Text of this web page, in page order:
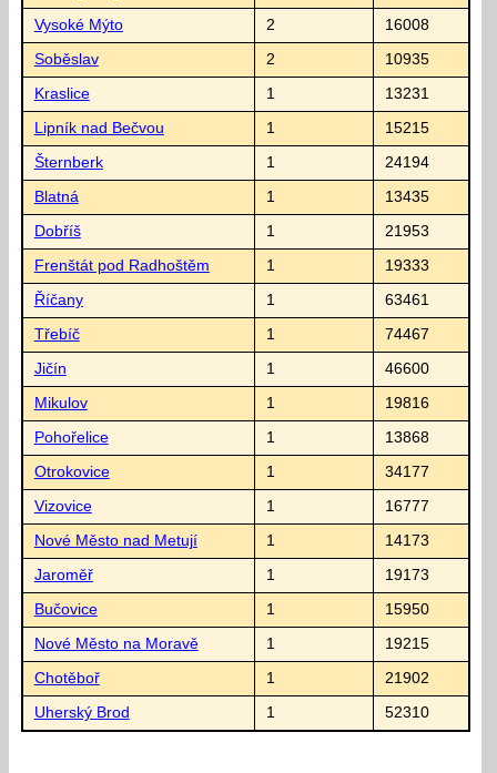
Vysoké Mýto 2 16008
Soběslav 2 10935
Kraslice 1 13231
Lipník nad Bečvou 1 15215
Šternberk 1 24194
Blatná 1 13435
Dobříš 1 21953
Frenštát pod Radhoštěm 1 19333
Říčany 1 63461
Třebíč 1 74467
Jičín 1 46600
Mikulov 1 19816
Pohořelice 1 13868
Otrokovice 1 34177
Vizovice 1 16777
Nové Město nad Metují 1 14173
Jaroměř 1 19173
Bučovice 1 15950
Nové Město na Moravě 1 19215
Chotěboř 1 21902
Uherský Brod 1 52310